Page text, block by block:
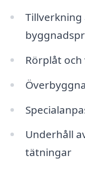
Rörplåt
Underhåll
tätningar